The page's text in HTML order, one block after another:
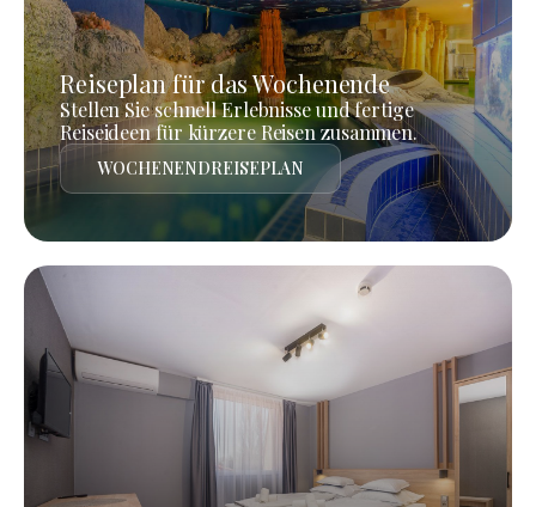
Reiseplan für das Wochenende
Stellen Sie schnell Erlebnisse und fertige
Reiseideen für kürzere Reisen zusammen.
WOCHENENDREISEPLAN